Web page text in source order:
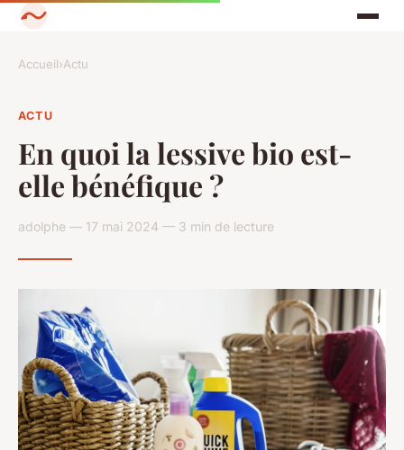
Accueil›Actu
ACTU
En quoi la lessive bio est-
elle bénéfique ?
adolphe — 17 mai 2024 — 3 min de lecture